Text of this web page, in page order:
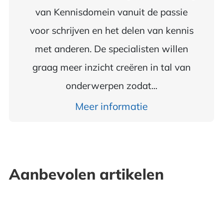
van Kennisdomein vanuit de passie
voor schrijven en het delen van kennis
met anderen. De specialisten willen
graag meer inzicht creëren in tal van
onderwerpen zodat...
Meer informatie
Aanbevolen artikelen